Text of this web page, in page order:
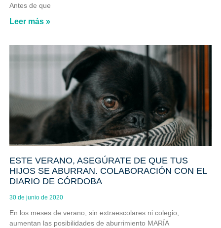
Antes de que
Leer más »
ESTE VERANO, ASEGÚRATE DE QUE TUS
HIJOS SE ABURRAN. COLABORACIÓN CON EL
DIARIO DE CÓRDOBA
30 de junio de 2020
En los meses de verano, sin extraescolares ni colegio,
aumentan las posibilidades de aburrimiento MARÍA